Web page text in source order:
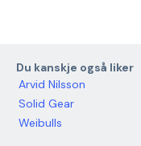
Du kanskje også liker
Arvid Nilsson
Solid Gear
Weibulls